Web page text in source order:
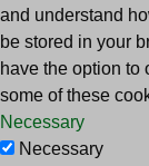
and understand
be stored in your
have the option to
some of these
Necessary
Necessary